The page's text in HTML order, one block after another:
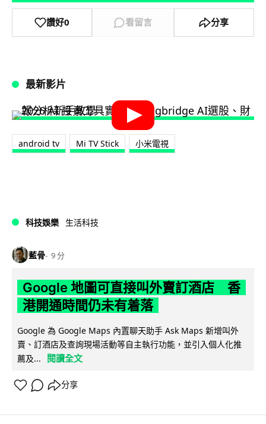
讚好0 看留言 分享
最新影片
android tv Mi TV Stick 小米電視
科技娛樂 生活科技
藍骨 9 分
Google 地圖可直接叫外賣訂酒店 香
港開通時間仍未有着落
Google 為 Google Maps 內置聊天助手 Ask Maps 新增叫外
賣、訂酒店及查詢現場活動等自主執行功能，並引入個人化推
薦及...
閱讀全文
分享